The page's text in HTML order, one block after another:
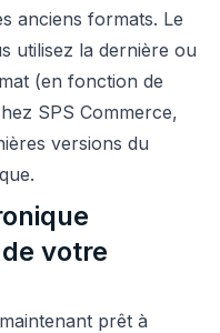
anciens formats. Le
utilisez la dernière ou
(en fonction de
SPS Commerce,
versions du
votre
prêt à